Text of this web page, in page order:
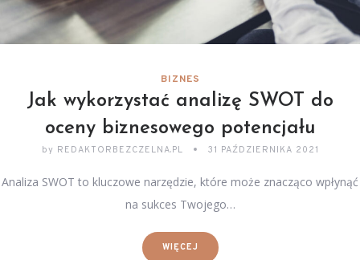
BIZNES
Jak wykorzystać analizę SWOT do
oceny biznesowego potencjału
by REDAKTORBEZCZELNA.PL 31 PAŹDZIERNIKA 2021
Analiza SWOT to kluczowe narzędzie, które może znacząco wpłynąć
na sukces Twojego…
WIĘCEJ